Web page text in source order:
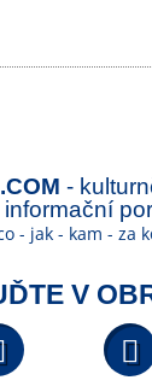
-
informační
- jak - kam - za
V